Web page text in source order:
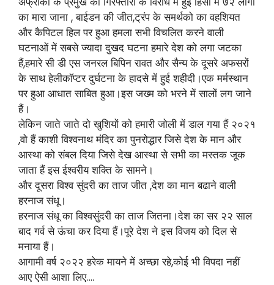
का मारा जाना , बाईडन की जीत,ट्रंप के समर्थको का वहशियत
और कैपिटल हिल पर हुआ हमला सभी विचलित करने वाली
घटनाओं में सबसे ज्यादा दुखद घटना हमारे देश को लगा जटका
हैं,हमारे सी डी एस जनरल बिपिन रावत और सैन्य के दूसरे अफसरों
के साथ हेलीकॉप्टर दुर्घटना के हादसे में हुई शहीदी।एक मर्मस्थान
पर हुआ आधात साबित हुआ।इस जख्म को भरने में सालों लग जाने
हैं।
लेकिन जाते जाते दो खुशियों को हमारी जोली में डाल गया हैं २०२१
,वो हैं काशी विश्वनाथ मंदिर का पुनरोद्धार जिसे देश के मान और
आस्था को संबल दिया जिसे देख आस्था से सभी का मस्तक जूक
जाता हैं इस ईश्वरीय शक्ति के सामने।
और दूसरा विश्व सुंदरी का ताज जीत ,देश का मान बढाने वाली
हरनाज संधू।
हरनाज संधू का विश्वसुंदरी का ताज जितना।देश का सर २२ साल
बाद गर्व से ऊंचा कर दिया हैं।पूरे देश ने इस विजय को दिल से
मनाया हैं।
आगामी वर्ष २०२२ हरेक मायने में अच्छा रहे,कोई भी विपदा नहीं
आए ऐसी आशा लिए….